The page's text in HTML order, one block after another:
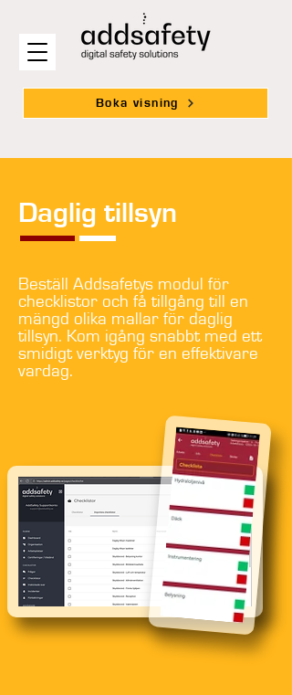
Boka visning
Daglig tillsyn
Beställ Addsafetys modul för
checklistor och få tillgång till en
mängd olika mallar för daglig
tillsyn. Kom igång snabbt med ett
smidigt verktyg för en effektivare
vardag.